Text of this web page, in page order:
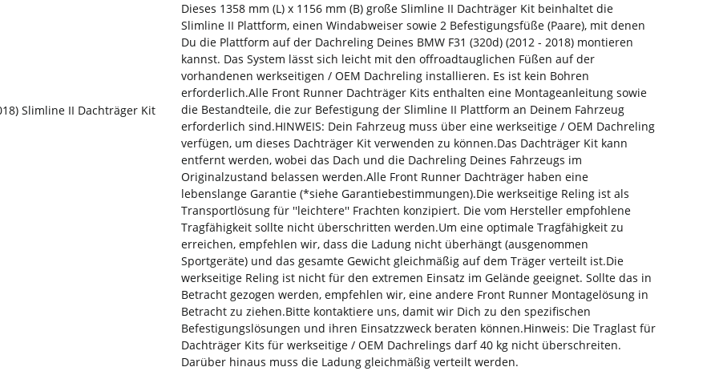
Dieses 1358 mm (L) x 1156 mm (B) große Slimline II Dachträger Kit beinhaltet die
Slimline II Plattform, einen Windabweiser sowie 2 Befestigungsfüße (Paare), mit denen
Du die Plattform auf der Dachreling Deines BMW F31 (320d) (2012 - 2018) montieren
kannst. Das System lässt sich leicht mit den offroadtauglichen Füßen auf der
vorhandenen werkseitigen / OEM Dachreling installieren. Es ist kein Bohren
erforderlich.Alle Front Runner Dachträger Kits enthalten eine Montageanleitung sowie
die Bestandteile, die zur Befestigung der Slimline II Plattform an Deinem Fahrzeug
erforderlich sind.HINWEIS: Dein Fahrzeug muss über eine werkseitige / OEM Dachreling
verfügen, um dieses Dachträger Kit verwenden zu können.Das Dachträger Kit kann
entfernt werden, wobei das Dach und die Dachreling Deines Fahrzeugs im
Originalzustand belassen werden.Alle Front Runner Dachträger haben eine
lebenslange Garantie (*siehe Garantiebestimmungen).Die werkseitige Reling ist als
Transportlösung für ''leichtere'' Frachten konzipiert. Die vom Hersteller empfohlene
Tragfähigkeit sollte nicht überschritten werden.Um eine optimale Tragfähigkeit zu
erreichen, empfehlen wir, dass die Ladung nicht überhängt (ausgenommen
Sportgeräte) und das gesamte Gewicht gleichmäßig auf dem Träger verteilt ist.Die
werkseitige Reling ist nicht für den extremen Einsatz im Gelände geeignet. Sollte das in
Betracht gezogen werden, empfehlen wir, eine andere Front Runner Montagelösung in
Betracht zu ziehen.Bitte kontaktiere uns, damit wir Dich zu den spezifischen
Befestigungslösungen und ihren Einsatzzweck beraten können.Hinweis: Die Traglast für
Dachträger Kits für werkseitige / OEM Dachrelings darf 40 kg nicht überschreiten.
Darüber hinaus muss die Ladung gleichmäßig verteilt werden.